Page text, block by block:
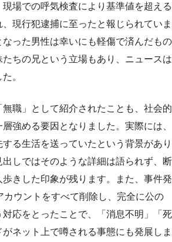
場での呼気検査により基準値を超える
現行犯逮捕に至ったと報じられていま
った男性は幸いにも軽傷で済んだもの
ちの兄という立場もあり、ニュースは
。
職」として紹介されたことも、社会的
強める要因となりました。実際には、
る生活を送っていたという背景があり
出しではそのような詳細は語られず、断
歩きした印象が残ります。また、事件発
ウントをすべて削除し、完全に公の
応をとったことで、「消息不明」「死
ネット上で噂される事態にも発展しま